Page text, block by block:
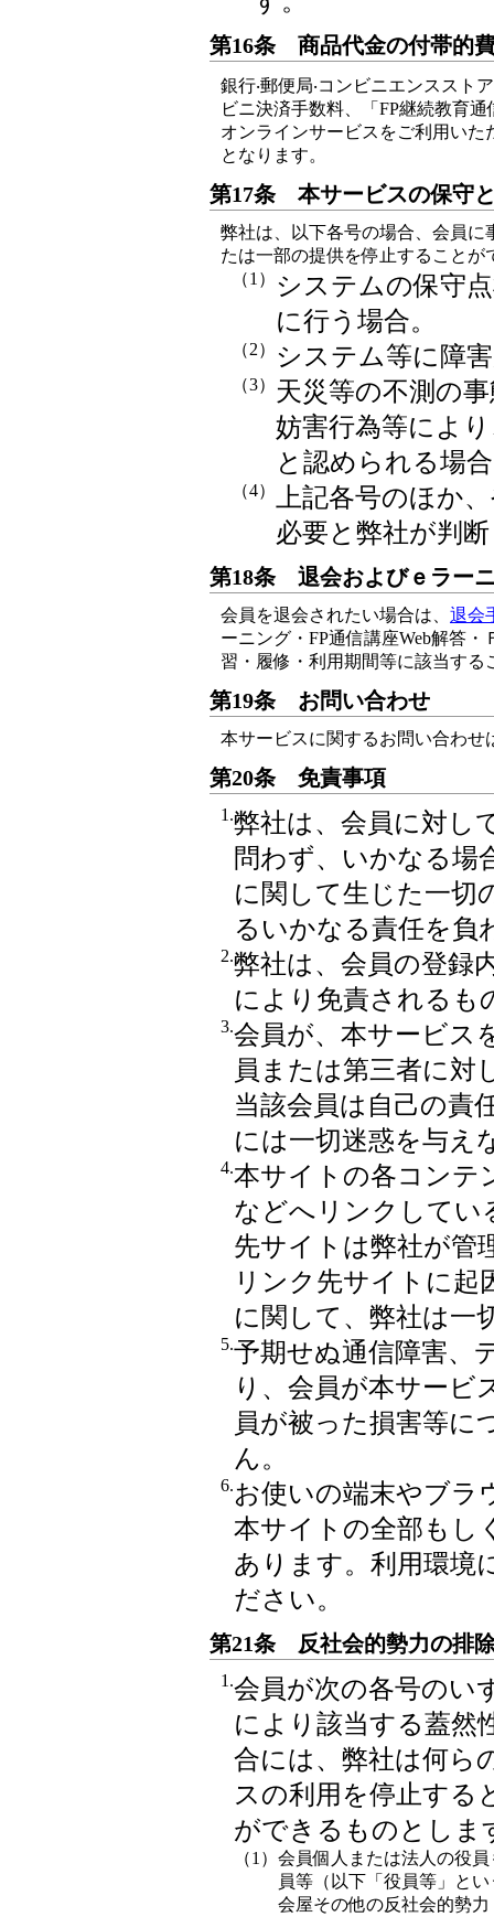
第16条 商品代金の付帯的
銀行‧郵便局‧コンビニエンススト
ビニ決済手数料、「FP継続教育
オンラインサービスをご利用い
となります。
第17条 本サービスの保守
弊社は、以下各号の場合、会員
たは一部の提供を停止することが
（1）
システムの保守
に行う場合。
（2） システム等に障
（3） 天災等の不測の
妨害行為等によ
と認められる場
（4）
上記各号のほか
必要と弊社が判
第18条 退会およびｅラー
会員を退会されたい場合は、 退会
ーニング・FP通信講座Web解答
習・履修・利用期間等に該当す
第19条 お問い合わせ
本サービスに関するお問い合わせ
第20条 免責事項
1.弊社は、会員に対し
問わず、いかなる場
に関して生じた一切
るいかなる責任を負
2.弊社は、会員の登録
により免責されるも
3.会員が、本サービス
員または第三者に対
当該会員は自己の責
には一切迷惑を与え
4.本サイトの各コンテ
などへリンクしてい
先サイトは弊社が管
リンク先サイトに起
に関して、弊社は一
5.予期せぬ通信障害、
り、会員が本サービ
員が被った損害等に
ん。
6.お使いの端末やブラ
本サイトの全部もし
あります。利用環境
ださい。
第21条 反社会的勢力の排
1.会員が次の各号のい
により該当する蓋然
合には、弊社は何ら
スの利用を停止する
ができるものとしま
（1） 会員個人または法人の役
員等（以下「役員等」と
会屋その他の反社会的勢